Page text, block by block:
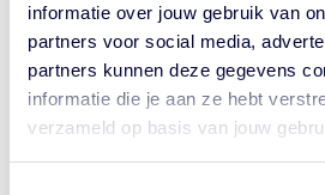
informatie over jouw gebruik van
partners voor social media,
partners kunnen deze gegevens
informatie die je aan ze hebt
verzameld op basis van jouw
Ook geeft de handleiding uitleg en
verschillende financiële regelingen.
handleiding financieel gezond
andere belangrijke informatie
zijn te vinden op coronapagina